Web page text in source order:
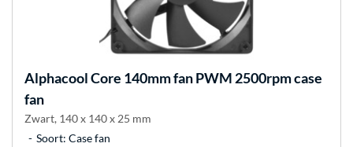
AlphacoolCore 140mm fan PWM 2500rpm case
fan
Zwart, 140 x 140 x 25 mm
Soort: Case fan